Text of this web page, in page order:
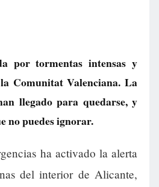
por tormentas intensas y
Comunitat Valenciana. La
llegado para quedarse, y
no puedes ignorar.
ha activado la alerta
del interior de Alicante,